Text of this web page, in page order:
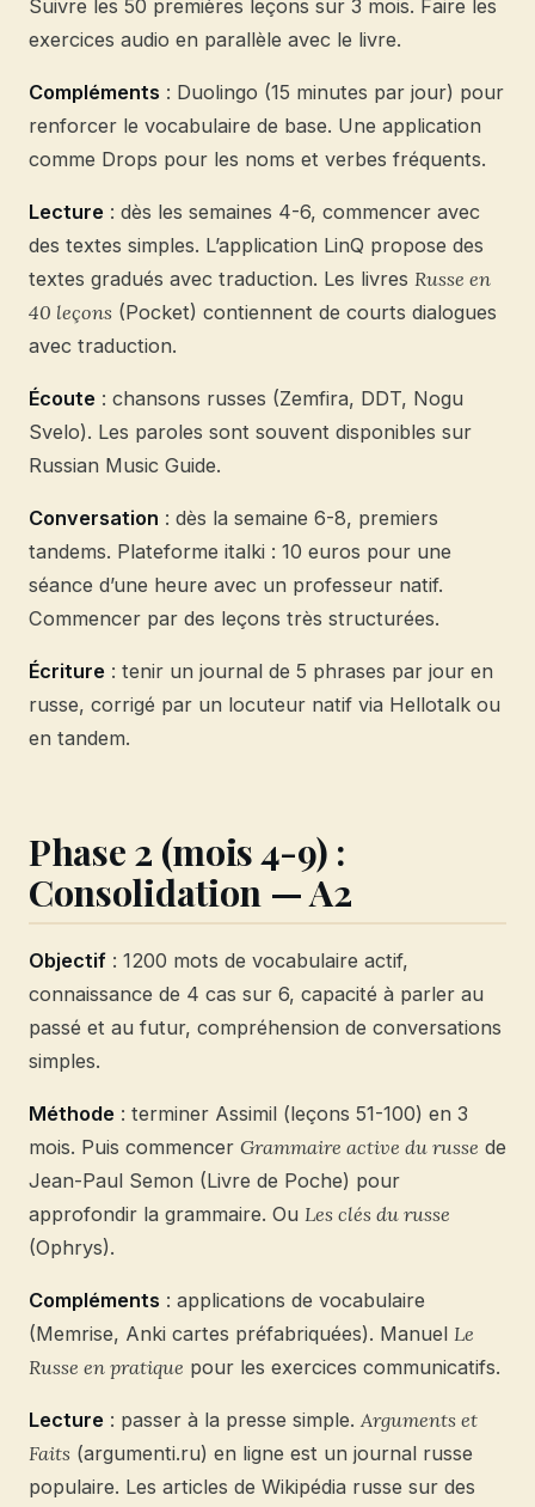
Suivre les 50 premières leçons sur 3 mois. Faire les
exercices audio en parallèle avec le livre.
Compléments : Duolingo (15 minutes par jour) pour
renforcer le vocabulaire de base. Une application
comme Drops pour les noms et verbes fréquents.
Lecture : dès les semaines 4-6, commencer avec
des textes simples. L’application LinQ propose des
textes gradués avec traduction. Les livres Russe en
40 leçons (Pocket) contiennent de courts dialogues
avec traduction.
Écoute : chansons russes (Zemfira, DDT, Nogu
Svelo). Les paroles sont souvent disponibles sur
Russian Music Guide.
Conversation : dès la semaine 6-8, premiers
tandems. Plateforme italki : 10 euros pour une
séance d’une heure avec un professeur natif.
Commencer par des leçons très structurées.
Écriture : tenir un journal de 5 phrases par jour en
russe, corrigé par un locuteur natif via Hellotalk ou
en tandem.
Phase 2 (mois 4-9) :
Consolidation — A2
Objectif : 1200 mots de vocabulaire actif,
connaissance de 4 cas sur 6, capacité à parler au
passé et au futur, compréhension de conversations
simples.
Méthode : terminer Assimil (leçons 51-100) en 3
mois. Puis commencer Grammaire active du russe de
Jean-Paul Semon (Livre de Poche) pour
approfondir la grammaire. Ou Les clés du russe
(Ophrys).
Compléments : applications de vocabulaire
(Memrise, Anki cartes préfabriquées). Manuel Le
Russe en pratique pour les exercices communicatifs.
Lecture : passer à la presse simple. Arguments et
Faits (argumenti.ru) en ligne est un journal russe
populaire. Les articles de Wikipédia russe sur des